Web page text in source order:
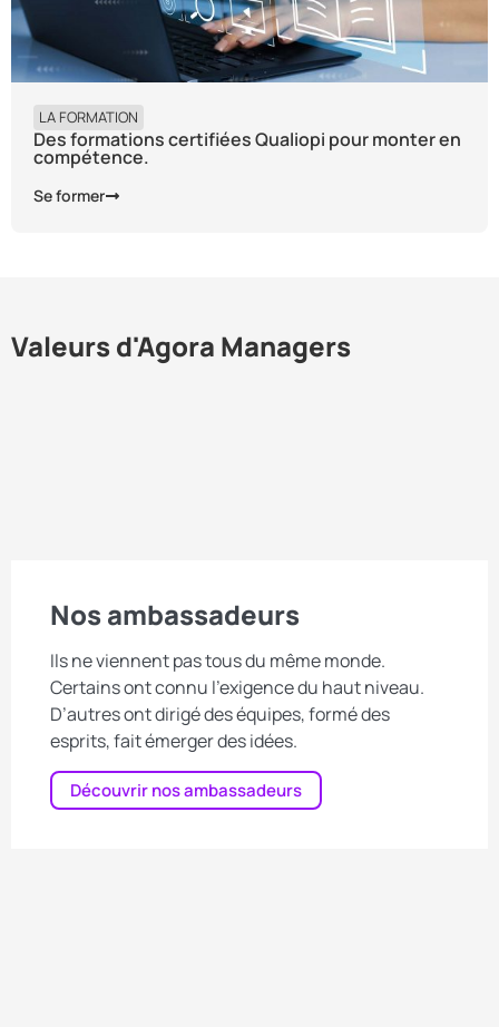
LA FORMATION
Des formations certifiées Qualiopi pour monter en
compétence.
Se former
Valeurs d'Agora Managers
Nos ambassadeurs
Ils ne viennent pas tous du même monde.
Certains ont connu l’exigence du haut niveau.
D’autres ont dirigé des équipes, formé des
esprits, fait émerger des idées.
Découvrir nos ambassadeurs